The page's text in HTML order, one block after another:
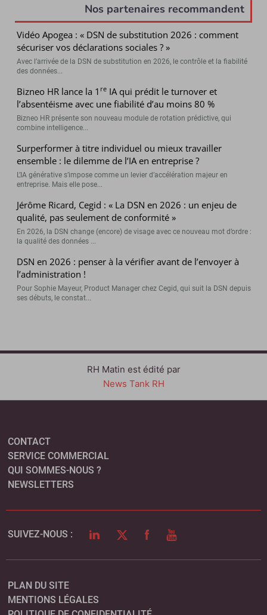
Nos partenaires recommandent
Vidéo Apogea : « DSN de substitution 2026 : comment
sécuriser vos déclarations sociales ? »
Avec l’arrivée de la DSN de substitution en 2026, le contrôle et la fiabilité
des données...
Bizneo HR lance la 1 re IA qui prédit le turnover et
l’absentéisme avec une fiabilité d’au moins 80 %
Bizneo HR présente son nouveau module de rotation prédictive, qui
combine intelligence...
Surperformer à titre individuel ou mieux travailler
ensemble : le dilemme de l’IA en entreprise ?
L’IA générative s’impose comme un levier d’accélération majeur en
entreprise. Mais elle pose...
Jérôme Ricard, Cegid : « La DSN en 2026 : un enjeu de
qualité, pas seulement de conformité »
En 2026, la DSN change (encore) de visage avec ce nouveau mot d’ordre :
la qualité des données ...
DSN en 2026 : penser à la vérifier avant de l’envoyer à
l’administration !
Pour Sophie Mayeur, Product Manager chez Cegid, qui suit la DSN depuis
ses débuts, le constat...
RH Matin est édité par
News Tank RH
CONTACT
SERVICE COMMERCIAL
QUI SOMMES-NOUS ?
NEWSLETTERS
SUIVEZ-NOUS : LINKEDINTWITTERFACEBOOK
YOUTUBE
PLAN DU SITE
MENTIONS LÉGALES